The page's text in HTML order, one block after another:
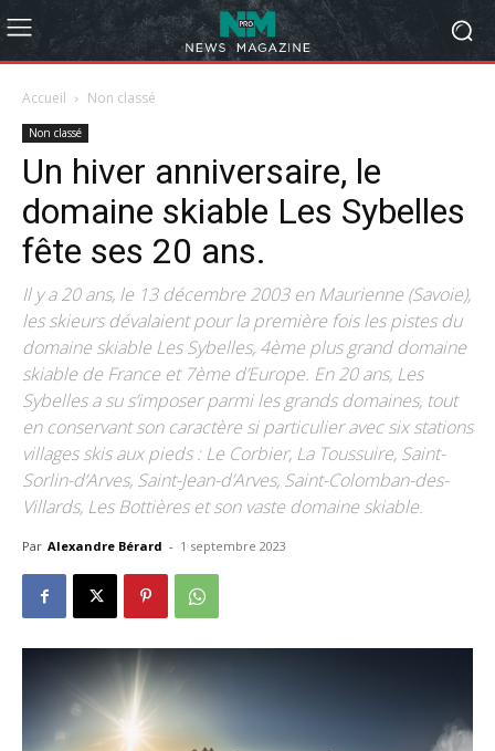
Accueil Non classé
Non classé
Un hiver anniversaire, le
domaine skiable Les Sybelles
fête ses 20 ans.
Il y a 20 ans, le 13 décembre 2003 en Maurienne (Savoie),
les skieurs dévalaient pour la première fois les pistes du
domaine skiable Les Sybelles, 4ème plus grand domaine
skiable de France et 7ème d’Europe. En 20 ans, Les
Sybelles a su s’imposer parmi les grands domaines, tout
en conservant son caractère si particulier avec six stations
villages skis aux pieds : Le Corbier, La Toussuire, Saint-
Sorlin-d’Arves, Saint-Jean-d’Arves, Saint-Colomban-des-
Villards, Les Bottières et son vaste domaine skiable.
Par Alexandre Bérard - 1 septembre 2023